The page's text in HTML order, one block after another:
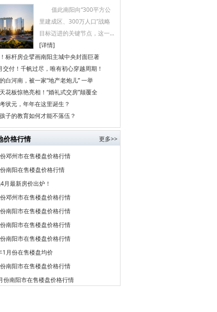
值此南阳向“300平方公
里建成区、300万人口”战略
目标迈进的关键节点，这一...
[详情]
标杆房企擘画南阳主城中央封面巨著
交付！千帆过尽，唯有初心穿越周期！
白河南，被一家“地产老炮儿” 一举
花板惊艳亮相！“婚礼式交房”颠覆全
状元，年年在这里诞生？
子的教育如何才能不落伍？
价格行情 更多>>
邓州市在售楼盘价格行情
南阳在售楼盘价格行情
月最新房价出炉！
邓州市在售楼盘价格行情
南阳市在售楼盘价格行情
南阳市在售楼盘价格行情
南阳市在售楼盘价格行情
1月份在售楼盘均价
南阳市在售楼盘价格行情
份南阳市在售楼盘价格行情